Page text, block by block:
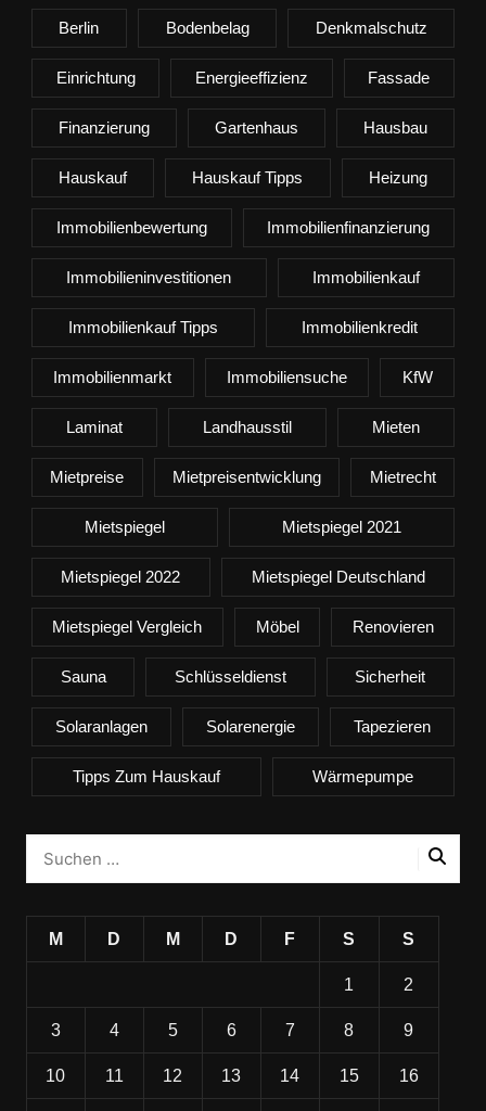
Berlin Bodenbelag Denkmalschutz
Einrichtung Energieeffizienz Fassade
Finanzierung Gartenhaus Hausbau
Hauskauf Hauskauf Tipps Heizung
Immobilienbewertung Immobilienfinanzierung
Immobilieninvestitionen Immobilienkauf
Immobilienkauf Tipps Immobilienkredit
Immobilienmarkt Immobiliensuche KfW
Laminat Landhausstil Mieten
Mietpreise Mietpreisentwicklung Mietrecht
Mietspiegel Mietspiegel 2021
Mietspiegel 2022 Mietspiegel Deutschland
Mietspiegel Vergleich Möbel Renovieren
Sauna Schlüsseldienst Sicherheit
Solaranlagen Solarenergie Tapezieren
Tipps Zum Hauskauf Wärmepumpe
M D M D F S S
1 2
3 4 5 6 7 8 9
10 11 12 13 14 15 16